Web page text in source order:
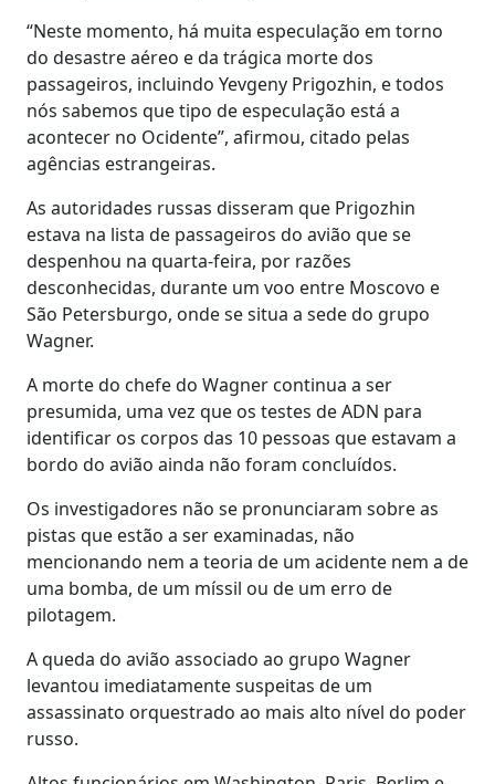
“Neste momento, há muita especulação em torno
do desastre aéreo e da trágica morte dos
passageiros, incluindo Yevgeny Prigozhin, e todos
nós sabemos que tipo de especulação está a
acontecer no Ocidente”, afirmou, citado pelas
agências estrangeiras.
As autoridades russas disseram que Prigozhin
estava na lista de passageiros do avião que se
despenhou na quarta-feira, por razões
desconhecidas, durante um voo entre Moscovo e
São Petersburgo, onde se situa a sede do grupo
Wagner.
A morte do chefe do Wagner continua a ser
presumida, uma vez que os testes de ADN para
identificar os corpos das 10 pessoas que estavam a
bordo do avião ainda não foram concluídos.
Os investigadores não se pronunciaram sobre as
pistas que estão a ser examinadas, não
mencionando nem a teoria de um acidente nem a de
uma bomba, de um míssil ou de um erro de
pilotagem.
A queda do avião associado ao grupo Wagner
levantou imediatamente suspeitas de um
assassinato orquestrado ao mais alto nível do poder
russo.